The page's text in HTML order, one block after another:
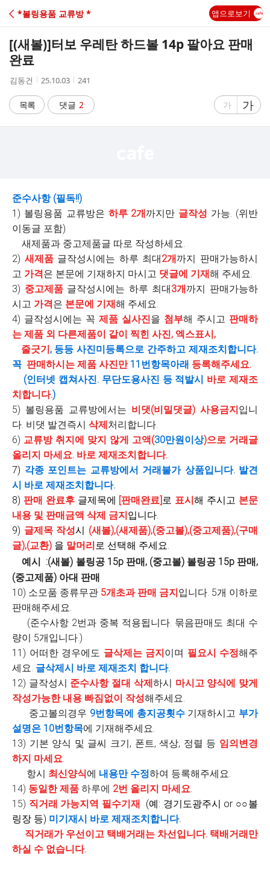
C
A
*볼링용품 교류방 * 앱으로보기
[(새볼)]터보 우레탄 하드볼 14p 팔아요 판매
완료
작
자
김동건
작
시
간
25.10.03
조
수
241
목록 댓글 2
글
가
글
자
가
준수사항 (필독!!)
1) 볼링용품 교류방은 하루 2개까지만 글작성 가능. (위반
이동글 포함)
새제품과 중고제품글 따로 작성하세요.
2) 새제품글작성시에는 하루 최대2개까지 판매가능하시
고 가격은 본문에 기재하지 마시고 댓글에 기재해 주세요.
3) 중고제품글작성시에는 하루 최대3개까지 판매가능하
시고 가격은 본문에 기재해 주세요.
4) 글작성시에는 꼭 제품 실사진을 첨부해 주시고 판매하
는 제품 외 다른제품이 같이 찍힌 사진, 엑스표시,
줄긋기, 등등 사진미등록으로 간주하고 제재조치합니다.
꼭 판매하시는 제품 사진만 11번항목아래 등록해주세요.
(인터넷 캡쳐사진. 무단도용사진 등 적발시 바로 제재조
치합니다.)
5) 볼링용품 교류방에서는 비댓(비밀댓글) 사용금지입니
다. 비댓 발견즉시 삭제처리합니다.
6) 교류방 취지에 맞지 않게 고액(30만원이상)으로 거래글
올리지 마세요. 바로 제재조치합니다.
7) 각종 포인트는 교류방에서 거래불가 상품입니다. 발견
시 바로 제재조치합니다.
8) 판매 완료후글제목에 [판매완료]로 표시해 주시고 본문
내용 및 판매금액 삭제 금지입니다.
9) 글제목 작성시 (새볼),(새제품),(중고볼),(중고제품),(구매
글),(교환) 을 말머리로 선택해 주세요.
예시 :(새볼) 볼링공 15p 판매, (중고볼) 볼링공 15p 판매,
(중고제품) 아대 판매
10) 소모품 종류무관 5개초과 판매 금지입니다. 5개 이하로
판매해주세요.
(준수사항 2번과 중복 적용됩니다. 묶음판매도 최대 수
량이 5개입니다.)
11) 어떠한 경우에도 글삭제는 금지이며 필요시 수정해주
세요. 글삭제시 바로 제재조치 합니다.
12) 글작성시 준수사항 절대 삭제하시 마시고 양식에 맞게
작성가능한 내용 빠짐없이 작성해주세요.
중고볼의경우 9번항목에 총지공횟수기재하시고 부가
설명은 10번항목에 기재해주세요.
13) 기본 양식 및 글씨 크기, 폰트, 색상, 정렬 등 임의변경
하지 마세요.
항시 최신양식에 내용만 수정하여 등록해주세요.
14) 동일한 제품 하루에 2번 올리지 마세요.
15) 직거래 가능지역 필수기재 (예: 경기도광주시 or ○○볼
링장 등) 미기재시 바로 제재조치합니다.
직거래가 우선이고 택배거래는 차선입니다. 택배거래만
하실 수 없습니다.